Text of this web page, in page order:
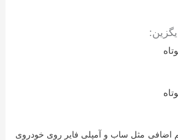
اضافی مثل ساب و آمپلی فایر روی خودروی